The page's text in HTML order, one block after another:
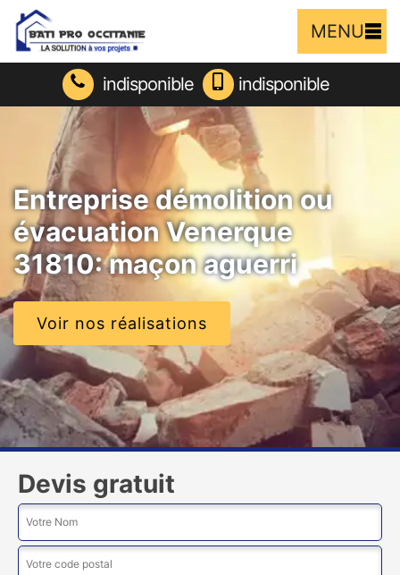
MENU
indisponible indisponible
Entreprise démolition ou
évacuation Venerque
31810: maçon aguerri
Voir nos réalisations
Devis gratuit